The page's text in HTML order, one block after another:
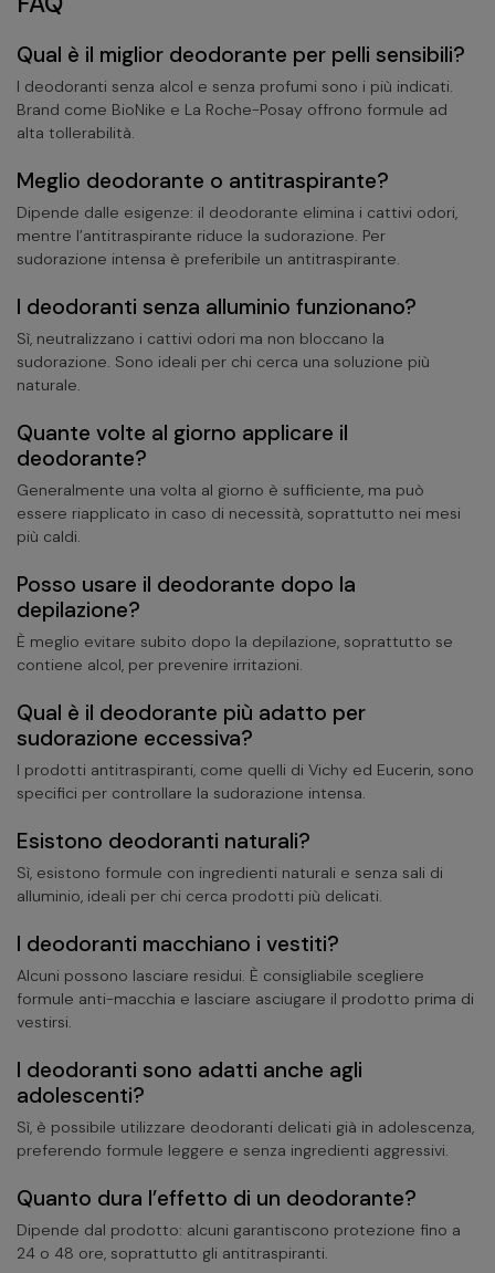
Qual è il miglior deodorante per pelli sensibili?
I deodoranti senza alcol e senza profumi sono i più indicati.
Brand come BioNike e La Roche-Posay offrono formule ad
alta tollerabilità.
Meglio deodorante o antitraspirante?
Dipende dalle esigenze: il deodorante elimina i cattivi odori,
mentre l’antitraspirante riduce la sudorazione. Per
sudorazione intensa è preferibile un antitraspirante.
I deodoranti senza alluminio funzionano?
Sì, neutralizzano i cattivi odori ma non bloccano la
sudorazione. Sono ideali per chi cerca una soluzione più
naturale.
Quante volte al giorno applicare il
deodorante?
Generalmente una volta al giorno è sufficiente, ma può
essere riapplicato in caso di necessità, soprattutto nei mesi
più caldi.
Posso usare il deodorante dopo la
depilazione?
È meglio evitare subito dopo la depilazione, soprattutto se
contiene alcol, per prevenire irritazioni.
Qual è il deodorante più adatto per
sudorazione eccessiva?
I prodotti antitraspiranti, come quelli di Vichy ed Eucerin, sono
specifici per controllare la sudorazione intensa.
Esistono deodoranti naturali?
Sì, esistono formule con ingredienti naturali e senza sali di
alluminio, ideali per chi cerca prodotti più delicati.
I deodoranti macchiano i vestiti?
Alcuni possono lasciare residui. È consigliabile scegliere
formule anti-macchia e lasciare asciugare il prodotto prima di
vestirsi.
I deodoranti sono adatti anche agli
adolescenti?
Sì, è possibile utilizzare deodoranti delicati già in adolescenza,
preferendo formule leggere e senza ingredienti aggressivi.
Quanto dura l’effetto di un deodorante?
Dipende dal prodotto: alcuni garantiscono protezione fino a
24 o 48 ore, soprattutto gli antitraspiranti.